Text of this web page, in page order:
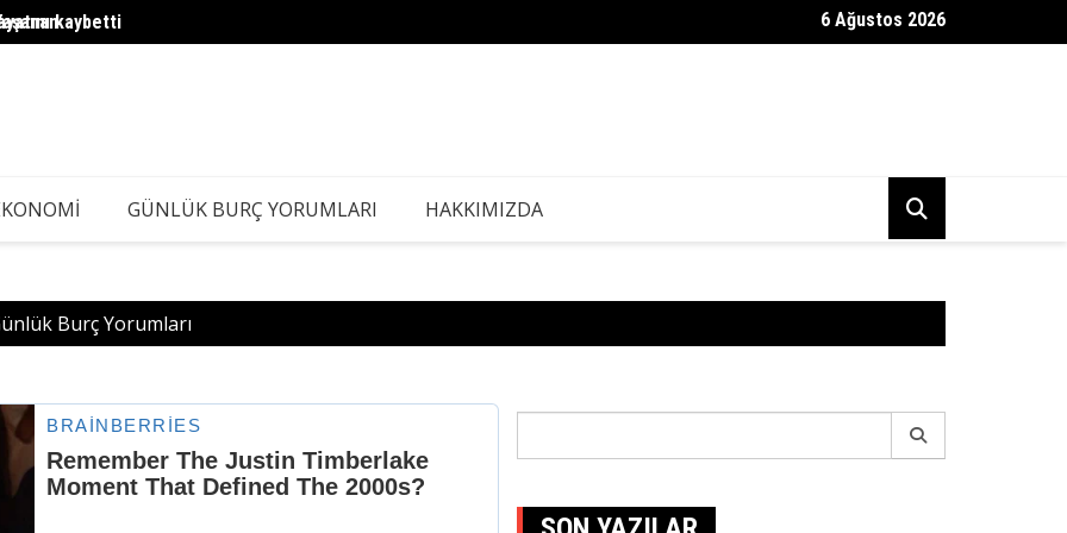
kaybetti 6 Ağustos 2026
GÜNLÜK BURÇ YORUMLARI HAKKIMIZDA
Burç Yorumları